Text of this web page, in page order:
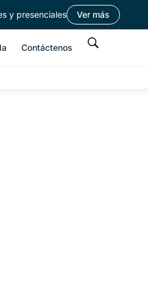
y presenciales Ver más
Contáctenos